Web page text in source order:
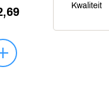
Kwaliteit